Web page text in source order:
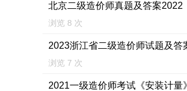
北京二级造价师真题及答案2022
浏览 8 次
2023浙江省二级造价师试题及答
浏览 7 次
2021一级造价师考试《安装计量